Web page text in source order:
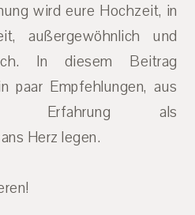
wird eure Hochzeit, in
außergewöhnlich und
In diesem Beitrag
paar Empfehlungen, aus
Erfahrung als
Herz legen.